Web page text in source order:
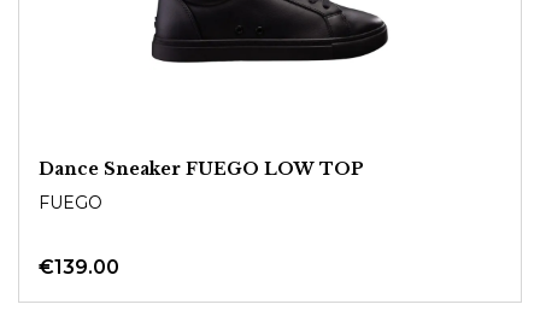
Dance Sneaker FUEGO LOW TOP
FUEGO
€139.00